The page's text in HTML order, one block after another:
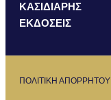
ΚΑΣΙΔΙΑΡΗΣ
ΕΚΔΟΣΕΙΣ
ΠΟΛΙΤΙΚΗ ΑΠΟΡΡΗΤΟΥ